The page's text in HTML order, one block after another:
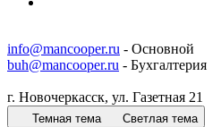
info@mancooper.ru - Основной
buh@mancooper.ru - Бухгалтерия
г. Новочеркасск, ул. Газетная 21
Темная тема Светлая тема